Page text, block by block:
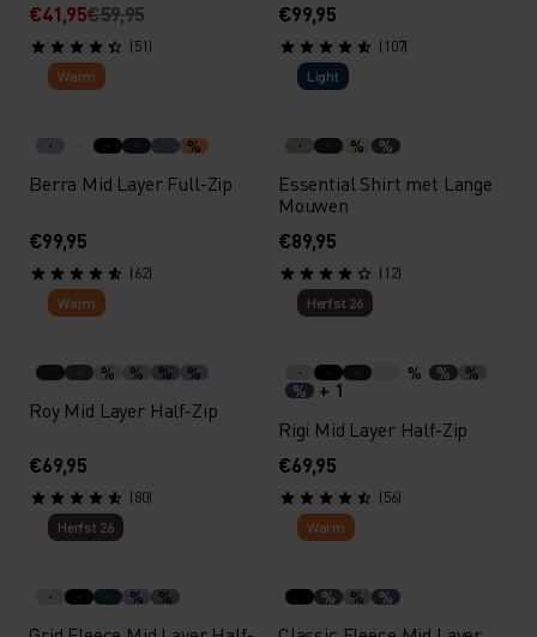
€41,95€59,95
(51)
€99,95
(107)
Warm
%
Berra Mid Layer Full-Zip
€99,95
(62)
Light
% %
Essential Shirt met Lange
Mouwen
€89,95
(12)
Warm
% % % %
Roy Mid Layer Half-Zip
€69,95
(80)
Herfst 26
% %
%
%
+ 1
Rigi Mid Layer Half-Zip
€69,95
(56)
Herfst 26
% %
Warm
% % %